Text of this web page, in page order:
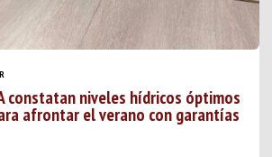
constatan niveles hídricos óptimos
afrontar el verano con garantías